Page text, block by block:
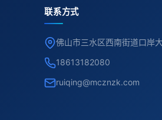
联系方式
佛山市三水区西南街道口岸
18613182080
ruiqing@mcznzk.com